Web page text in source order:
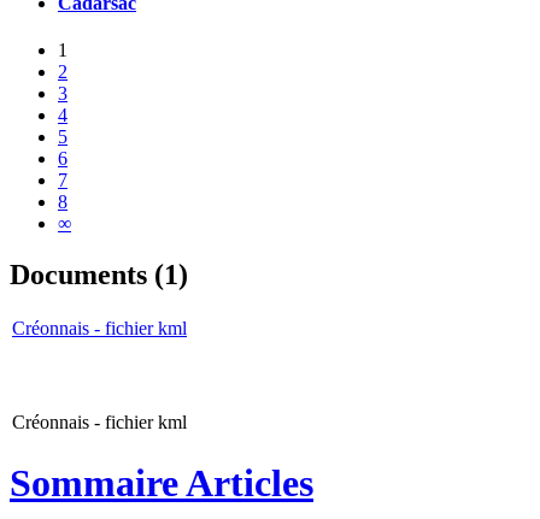
1
2
3
4
5
6
7
8
∞
Documents (1)
Créonnais - fichier kml
Créonnais - fichier kml
Sommaire Articles